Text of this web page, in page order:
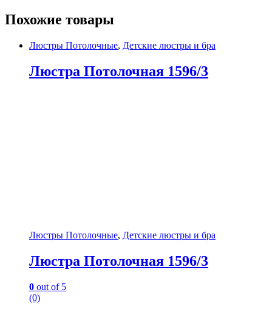
Похожие товары
Люстры Потолочные, Детские люстры и бра
Люстра Потолочная 1596/3
Люстры Потолочные, Детские люстры и бра
Люстра Потолочная 1596/3
0 out of 5
(0)